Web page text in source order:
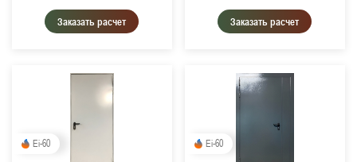
Заказать расчет Заказать расчет
Ei-60 Ei-60